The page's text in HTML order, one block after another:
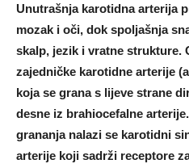
Unutrašnja karotidna arterija
mozak i oči, dok spoljašnja
skalp, jezik i vratne strukture.
zajedničke karotidne arterije
koja se grana s lijeve strane
desne iz brahiocefalne
grananja nalazi se karotidni
arterije koji sadrži receptore